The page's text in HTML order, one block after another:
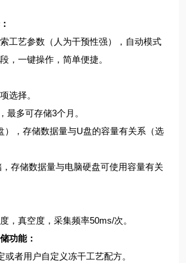
工艺参数（人为干预性强），自动模式
，一键操作，简单便捷。
选择。
最多可存储3个月。
），存储数据量与U盘的容量有关系（选
存储数据量与电脑硬盘可使用容量有关
，真空度，采集频率50ms/次。
功能：
或者用户自定义冻干工艺配方。